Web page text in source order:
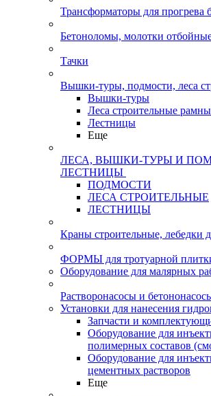
Трансформаторы для прогрева
Бетоноломы, молотки
Тачки
Вышки-туры, подмости, леса
Вышки-туры
Леса строительные
Лестницы
Еще
ЛЕСА, ВЫШКИ-ТУРЫ И
ЛЕСТНИЦЫ
ПОДМОСТИ
ЛЕСА СТРОИТЕЛЬНЫЕ
ЛЕСТНИЦЫ
Краны строительные, лебедки
ФОРМЫ для тротуарной
Оборудование для малярных
Растворонасосы и
Установки для нанесения
Запчасти и
Оборудование для
полимерных составов
Оборудование для
цементных растворов
Еще